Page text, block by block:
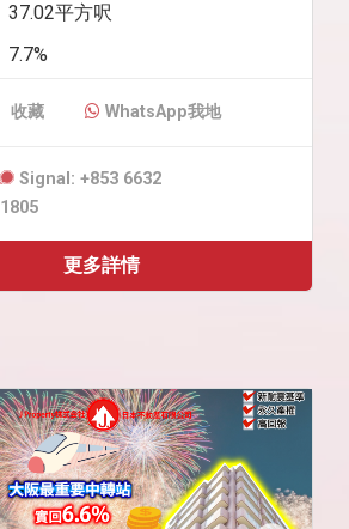
37.02平方呎
7.7%
收藏 WhatsApp我地
Signal: +853 6632
1805
更多詳情